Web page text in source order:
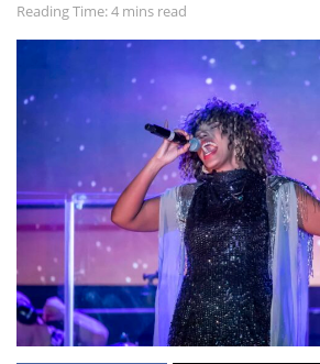
Reading Time: 4 mins read